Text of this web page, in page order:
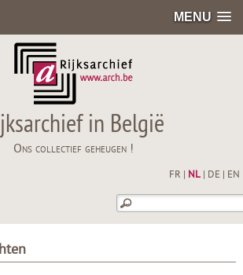
MENU
in België
Ons collectief geheugen !
FR NL| DE EN